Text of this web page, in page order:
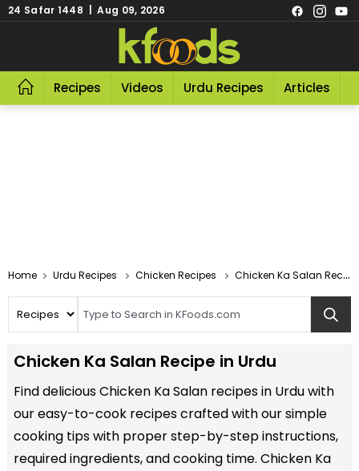
24 Safar 1448 | Aug 09, 2026
Recipes Videos Urdu Recipes Articles
Home Urdu Recipes Chicken Recipes Chicken Ka Salan Recipe In Urdu
Chicken Ka Salan Recipe in Urdu
Find delicious Chicken Ka Salan recipes in Urdu with
our easy-to-cook recipes crafted with our simple
cooking tips with proper step-by-step instructions,
required ingredients, and cooking time. Chicken Ka